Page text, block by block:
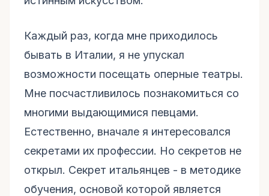
Каждый раз, когда мне приходилось
бывать в Италии, я не упускал
возможности посещать оперные театры.
Мне посчастливилось познакомиться со
многими выдающимися певцами.
Естественно, вначале я интересовался
секретами их профессии. Но секретов не
открыл. Секрет итальянцев - в методике
обучения, основой которой является